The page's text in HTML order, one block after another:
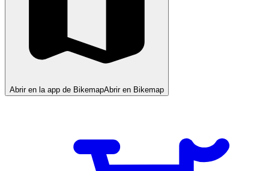
Abrir en la app de BikemapAbrir en Bikemap